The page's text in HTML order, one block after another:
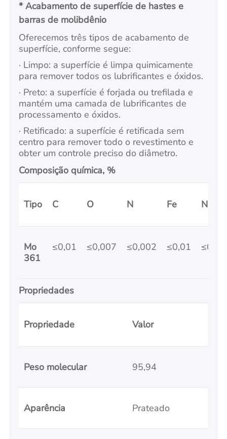
* Acabamento de superfície de hastes e
barras de molibdênio
Oferecemos três tipos de acabamento de
superfície, conforme segue:
· Limpo: a superfície é limpa quimicamente
para remover todos os lubrificantes e óxidos.
· Preto: a superfície é forjada ou trefilada e
mantém uma camada de lubrificantes de
processamento e óxidos.
· Retificado: a superfície é retificada sem
centro para remover todo o revestimento e
obter um controle preciso do diâmetro.
Composição química, %
Tipo C O N Fe Ni
Mo
361
≤0,01 ≤0,007 ≤0,002 ≤0,01
Propriedades
Propriedade Valor
Peso molecular 95,94
Aparência Prateado